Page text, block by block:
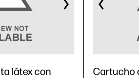
látex con
Cartucho